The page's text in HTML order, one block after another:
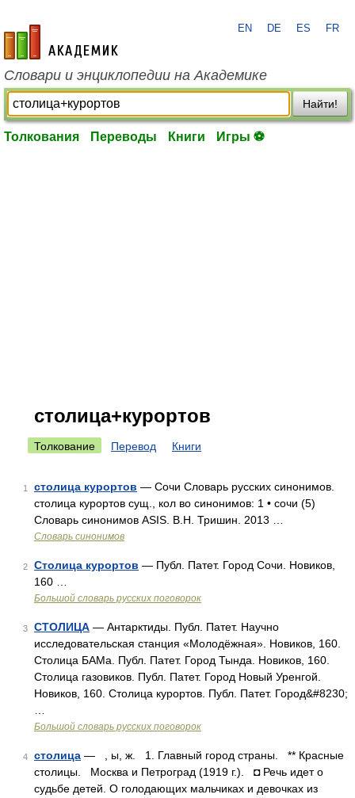
academic.ru
EN DE ES FR
Словари и энциклопедии на Академике
Найти!
Толкования Переводы Книги Игры ⚽
столица+курортов
Толкование Перевод Книги
1 столица курортов — Сочи Словарь русских синонимов.
столица курортов сущ., кол во синонимов: 1 • сочи (5)
Словарь синонимов ASIS. В.Н. Тришин. 2013 …
Словарь синонимов
2 Столица курортов — Публ. Патет. Город Сочи. Новиков,
160 …
Большой словарь русских поговорок
3 СТОЛИЦА — Антарктиды. Публ. Патет. Научно
исследовательская станция «Молодёжная». Новиков, 160.
Столица БАМа. Публ. Патет. Город Тында. Новиков, 160.
Столица газовиков. Публ. Патет. Город Новый Уренгой.
Новиков, 160. Столица курортов. Публ. Патет. Город&#8230;
Большой словарь русских поговорок
4 столица — , ы, ж. 1. Главный город страны. ** Красные
столицы. Москва и Петроград (1919 г.). ◘ Речь идет о
судьбе детей. О голодающих мальчиках и девочках из